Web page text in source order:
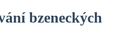
bzeneckých